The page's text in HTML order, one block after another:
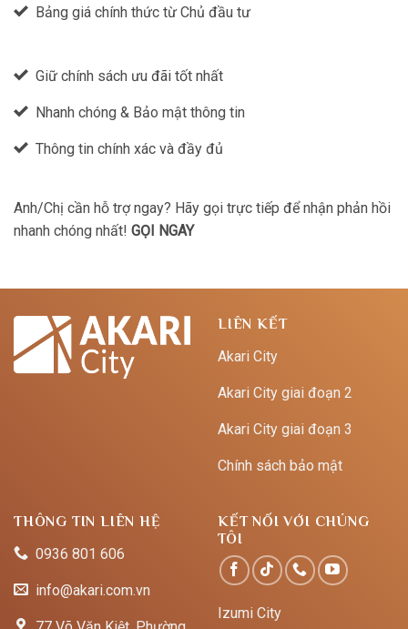
Bảng giá chính thức từ Chủ đầu tư
Giữ chính sách ưu đãi tốt nhất
Nhanh chóng & Bảo mật thông tin
Thông tin chính xác và đầy đủ
Anh/Chị cần hỗ trợ ngay? Hãy gọi trực tiếp để nhận phản hồi
nhanh chóng nhất! GỌI NGAY
LIÊN KẾT
Akari City
Akari City giai đoạn 2
Akari City giai đoạn 3
Chính sách bảo mật
THÔNG TIN LIÊN HỆ
0936 801 606
info@akari.com.vn
KẾT NỐI VỚI CHÚNG
TÔI
Izumi City